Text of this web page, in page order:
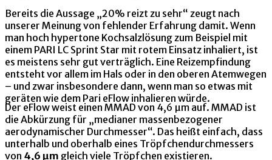
Bereits die Aussage „20% reizt zu sehr“ zeugt nach
unserer Meinung von fehlender Erfahrung damit. Wenn
man hoch hypertone Kochsalzlösung zum Beispiel mit
einem PARI LC Sprint Star mit rotem Einsatz inhaliert, ist
es meistens sehr gut verträglich. Eine Reizempfindung
entsteht vor allem im Hals oder in den oberen Atemwegen
– und zwar insbesondere dann, wenn man so etwas mit
geräten wie dem Pari eFlow inhalieren würde.
Der eFlow weist einen MMAD von 4,6 µm auf. MMAD ist
die Abkürzung für „medianer massenbezogener
aerodynamischer Durchmesser“. Das heißt einfach, dass
unterhalb und oberhalb eines Tröpfchendurchmessers
von 4,6 µm gleich viele Tröpfchen existieren.